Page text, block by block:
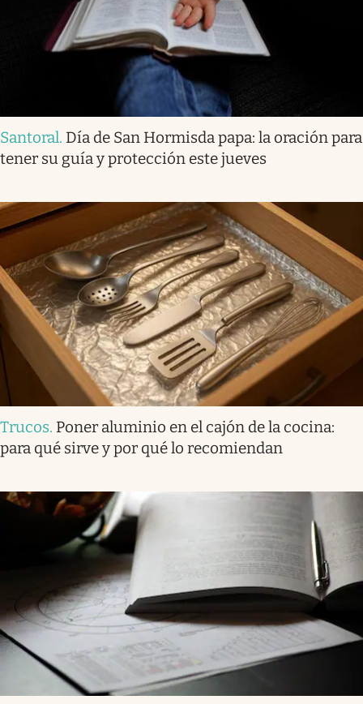
Santoral. Día de San Hormisda papa: la oración para
tener su guía y protección este jueves
Trucos. Poner aluminio en el cajón de la cocina:
para qué sirve y por qué lo recomiendan